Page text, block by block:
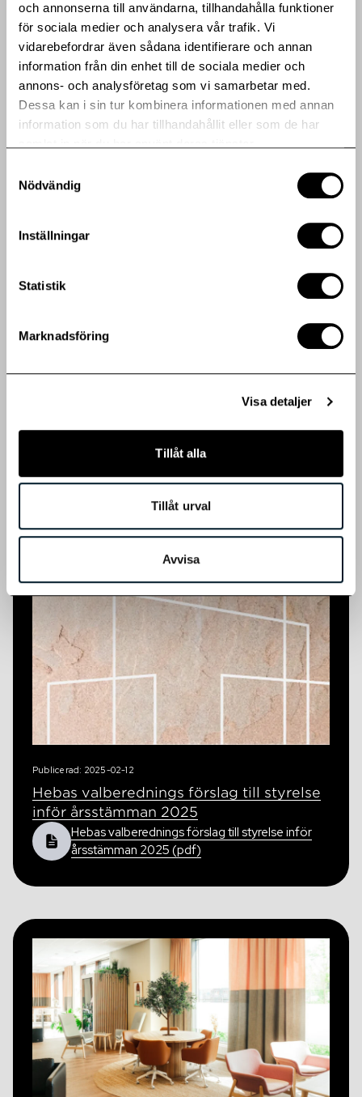
och annonserna till användarna, tillhandahålla funktioner
för sociala medier och analysera vår trafik. Vi
vidarebefordrar även sådana identifierare och annan
information från din enhet till de sociala medier och
annons- och analysföretag som vi samarbetar med.
Dessa kan i sin tur kombinera informationen med annan
information som du har tillhandahållit eller som de har
Nödvändig
Inställningar
Statistik
Marknadsföring
Visa detaljer
Tillåt alla
Tillåt urval
Avvisa
Heba uppdaterar sitt MTN-program. Bild:
Fastigheten Opalen 2, Täby Park (jpeg)
Publicerad: 2025-02-12
Hebas valberednings förslag till styrelse
inför årsstämman 2025
Hebas valberednings förslag till styrelse inför
årsstämman 2025 (pdf)